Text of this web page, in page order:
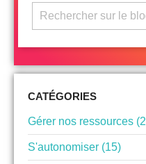
CATÉGORIES
Gérer nos ressources
S'autonomiser (15)